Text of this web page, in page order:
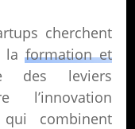
cherchent
la formation et
des leviers
l’innovation
combinent